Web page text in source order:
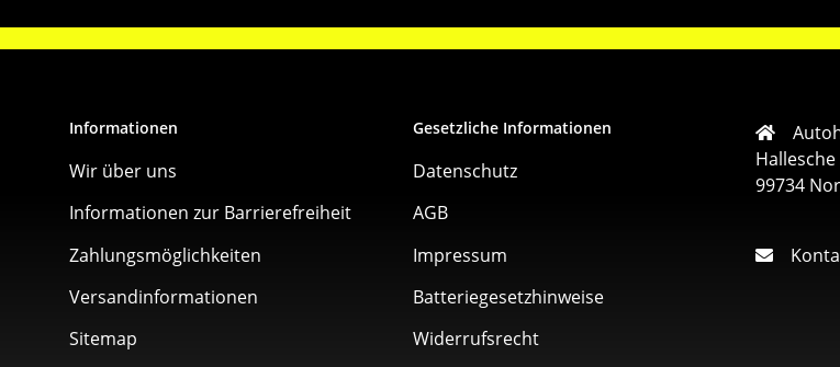
Informationen
Wir über uns
Informationen zur Barrierefreiheit
Zahlungsmöglichkeiten
Versandinformationen
Sitemap
Gesetzliche Informationen
Datenschutz
AGB
Impressum
Batteriegesetzhinweise
Widerrufsrecht
99734